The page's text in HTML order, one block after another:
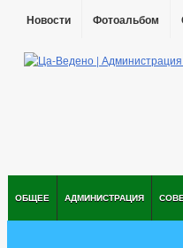
Новости Фотоальбом
ОБЩЕЕ АДМИНИСТРАЦИЯ